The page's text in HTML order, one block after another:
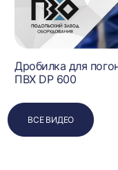
Дробилка для
ПВХ DP 600
ВСЕ ВИДЕО